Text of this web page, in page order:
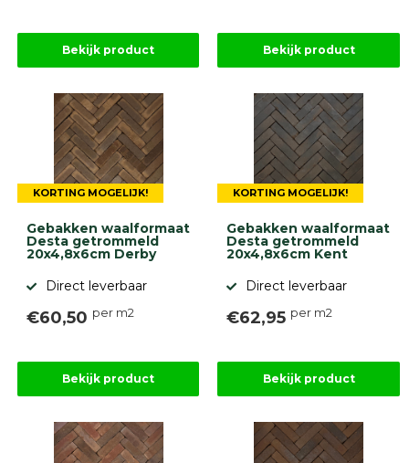
Bekijk product Bekijk product
KORTING MOGELIJK!
Gebakken waalformaat
Desta getrommeld
20x4,8x6cm Derby
Direct leverbaar
€60,50 per m2
Bekijk product
KORTING MOGELIJK!
Gebakken waalformaat
Desta getrommeld
20x4,8x6cm Kent
Direct leverbaar
€62,95 per m2
Bekijk product